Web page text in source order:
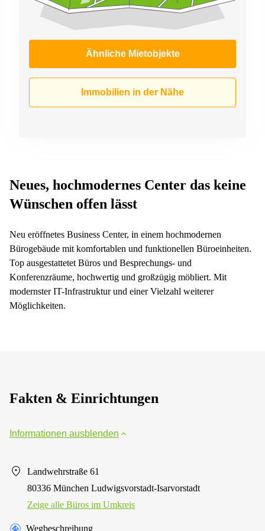
Ähnliche Mietobjekte
Immobilien in der Nähe
Neues, hochmodernes Center das keine
Wünschen offen lässt
Neu eröffnetes Business Center, in einem hochmodernen
Bürogebäude mit komfortablen und funktionellen Büroeinheiten.
Top ausgestattetet Büros und Besprechungs- und
Konferenzräume, hochwertig und großzügig möbliert. Mit
modernster IT-Infrastruktur und einer Vielzahl weiterer
Möglichkeiten.
Fakten & Einrichtungen
Informationen ausblenden
Landwehrstraße 61
80336 München Ludwigsvorstadt-Isarvorstadt
Zeige alle Büros im Umkreis
Wegbeschreibung